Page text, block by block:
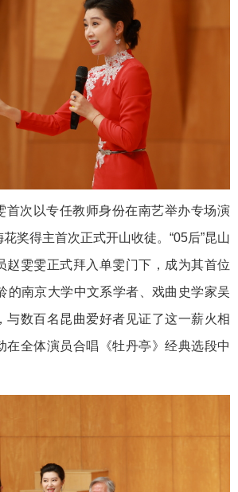
首次以专任教师身份在南艺举办专场演
奖得主首次正式开山收徒。 “05后”昆山
赵雯雯正式拜入单雯门下，成为其首位
的南京大学中文系学者、戏曲史学家吴
与数百名昆曲爱好者 见证了这一薪火相
在全体演员合唱《牡丹亭》经典选段中